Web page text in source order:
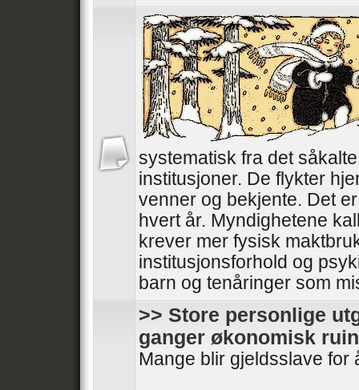
systematisk fra det
institusjoner. De flykter
venner og bekjente. Det
hvert år. Myndighetene
krever mer fysisk
institusjonsforhold og
barn og tenåringer som
>> Store personlige
ganger økonomisk ruin
Mange blir gjeldsslave for